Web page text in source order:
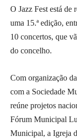
O Jazz Fest está de
uma 15.ª edição,
10 concertos, que
do concelho.
Com organização
com a Sociedade
reúne projetos
Fórum Municipal
Municipal, a Igreja